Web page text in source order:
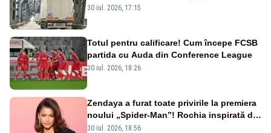
la 1 august
30 iul. 2026, 17:15
Totul pentru calificare! Cum începe FCSB
partida cu Auda din Conference League
30 iul. 2026, 18:26
Zendaya a furat toate privirile la premiera
noului „Spider-Man”! Rochia inspirată de
pânza de păianjen a făcut senzație
30 iul. 2026, 18:56